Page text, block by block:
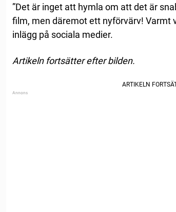
”Det är inget att hymla om att det är
film, men däremot ett nyförvärv! Varmt
inlägg på sociala medier.
Artikeln fortsätter efter bilden.